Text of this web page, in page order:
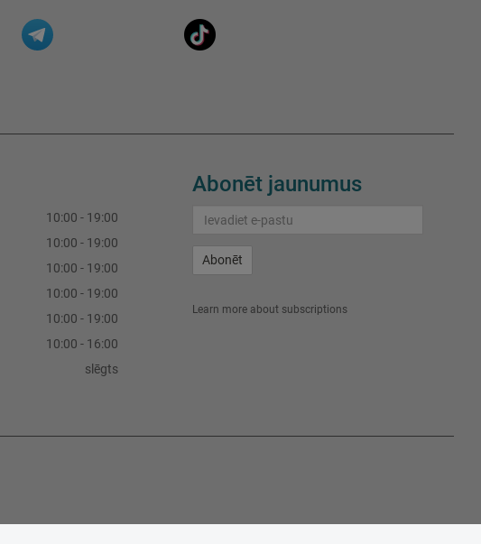
10:00 - 19:00
10:00 - 19:00
10:00 - 19:00
10:00 - 19:00
10:00 - 19:00
10:00 - 16:00
slēgts
Abonēt jaunumus
Abonēt
Learn more about subscriptions